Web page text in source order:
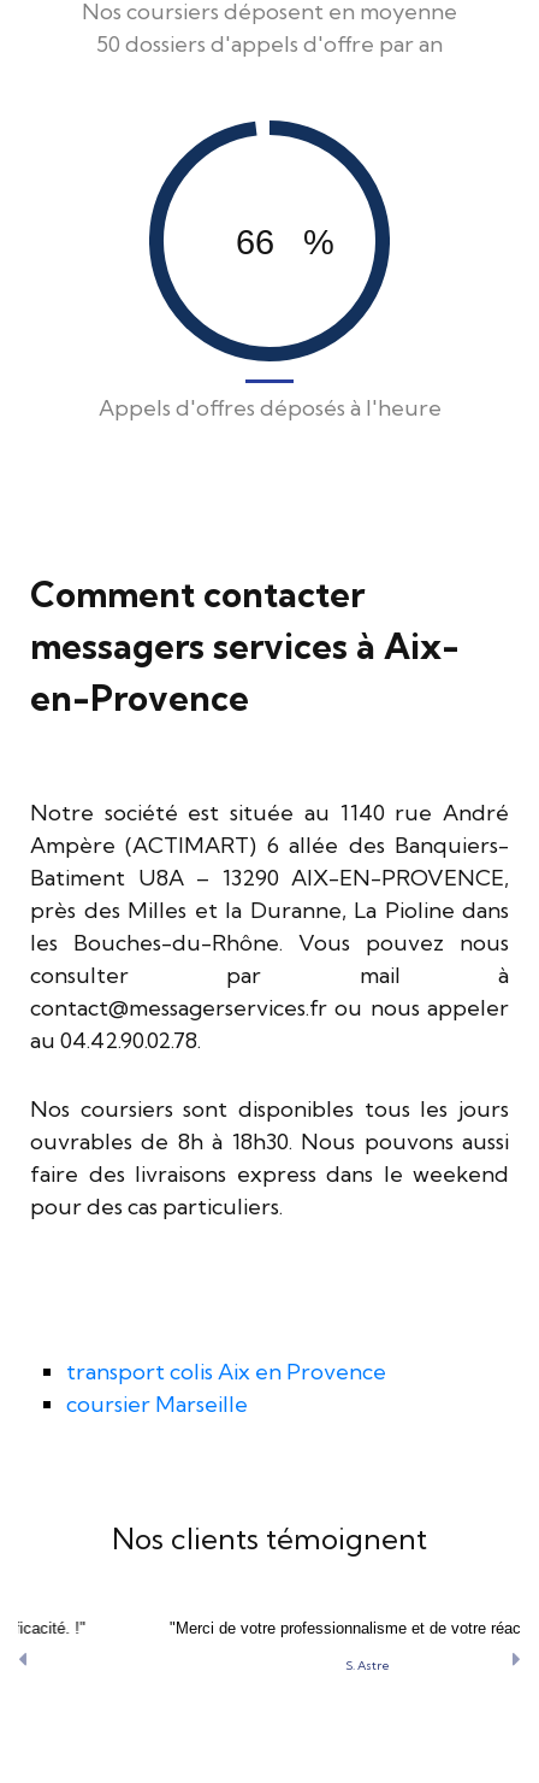
Nos coursiers déposent en moyenne
50 dossiers d'appels d'offre par an
84 %
Appels d'offres déposés à l'heure
Comment contacter
messagers services à Aix-
en-Provence
Notre société est située au 1140 rue André
Ampère (ACTIMART) 6 allée des Banquiers-
Batiment U8A – 13290 AIX-EN-PROVENCE,
près des Milles et la Duranne, La Pioline dans
les Bouches-du-Rhône. Vous pouvez nous
consulter par mail à
contact@messagerservices.fr ou nous appeler
au 04.42.90.02.78.
Nos coursiers sont disponibles tous les jours
ouvrables de 8h à 18h30. Nous pouvons aussi
faire des livraisons express dans le weekend
pour des cas particuliers.
transport colis Aix en Provence
coursier Marseille
Nos clients témoignent
"Merci de votre professionnalisme et de votre réactivité."